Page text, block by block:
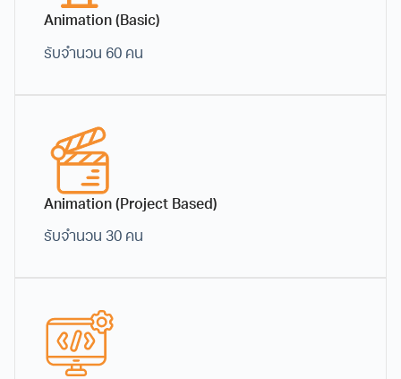
Animation (Basic)
รับจำนวน 60 คน
Animation (Project Based)
รับจำนวน 30 คน
ละคร (T-Pose) ลูกบอลเด้ง (Bouncing Ball) ผ่านกิจ
งานในแฟ้มสะสมผลงาน (Portfolio Project) มุ่งเน้น
การพัฒนาทักษะด้านการขึ้นโมเดล (Modeling)
แนะนำเทคนิคพิเศษและการสร้างภาพจำลองด้วย
คอมพิวเตอร์ (Intro CGI/VFX) ผ่านการทำเวิร์กชอ
ปด้วยโปรแกรม Blender และ Adobe Substance
3. Digital Game (ม.4- ม.6)
เรียนรู้กระบวนการพัฒนาเกมและความเข้าใจในหลักการออกแบบ